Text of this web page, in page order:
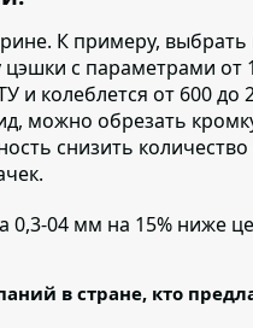
К примеру,
с параметрами от
и колеблется от 600 до
можно обрезать
снизить количество
0,3-04 мм на 15% ниже
в стране, кто